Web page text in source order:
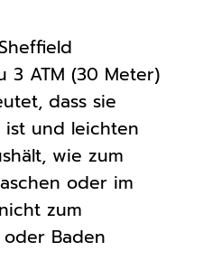
3 ATM (30 Meter)
dass sie
ist und leichten
wie zum
oder im
zum
Baden